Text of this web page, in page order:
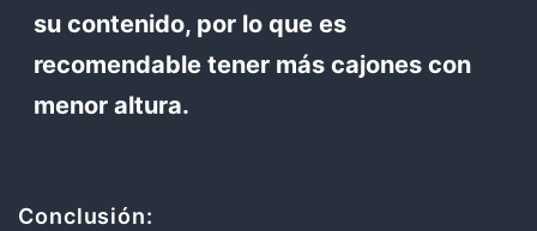
su contenido, por lo que es
recomendable tener más cajones con
menor altura.
Conclusión: